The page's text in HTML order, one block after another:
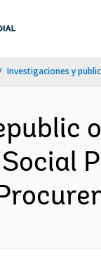
Investigaciones y
Social